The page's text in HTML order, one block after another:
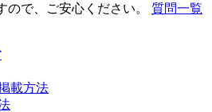
ので、ご安心ください。 質問一覧
載方法